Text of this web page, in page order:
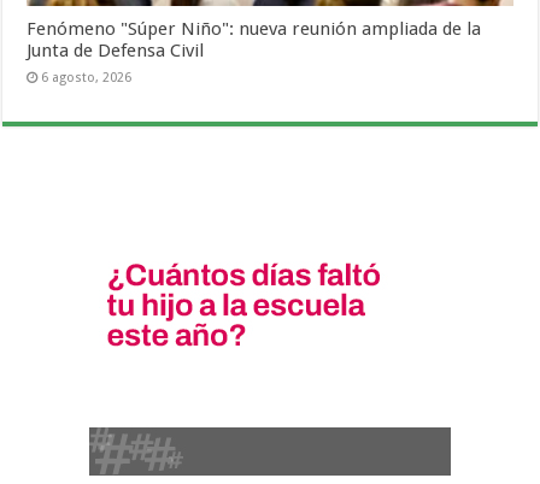
Fenómeno "Súper Niño": nueva reunión ampliada de la
Junta de Defensa Civil
6 agosto, 2026